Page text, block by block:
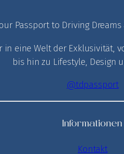
Passport to Driving
eine Welt der
bis hin zu Lifestyle, Design
@tdpassport
Informationen
Kontakt